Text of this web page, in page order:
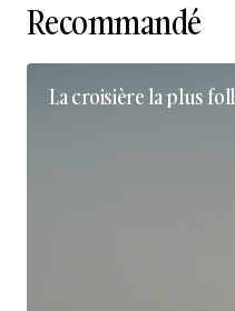
Recommandé
La croisière la plus